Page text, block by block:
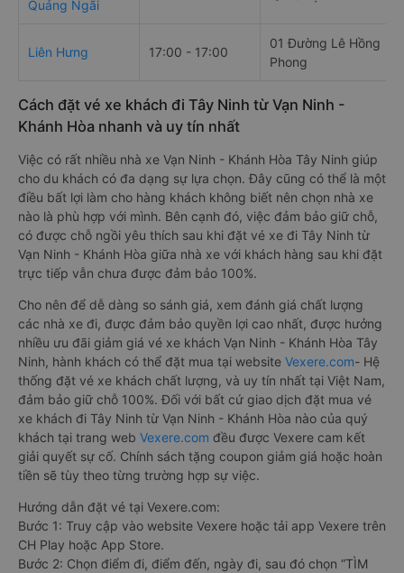
Quảng Ngãi
Liên Hưng 17:00 - 17:00
01 Đường Lê Hồng
Phong
Cách đặt vé xe khách đi Tây Ninh từ Vạn Ninh -
Khánh Hòa nhanh và uy tín nhất
Việc có rất nhiều nhà xe Vạn Ninh - Khánh Hòa Tây Ninh giúp
cho du khách có đa dạng sự lựa chọn. Đây cũng có thể là một
điều bất lợi làm cho hàng khách không biết nên chọn nhà xe
nào là phù hợp với mình. Bên cạnh đó, việc đảm bảo giữ chỗ,
có được chỗ ngồi yêu thích sau khi đặt vé xe đi Tây Ninh từ
Vạn Ninh - Khánh Hòa giữa nhà xe với khách hàng sau khi đặt
trực tiếp vẫn chưa được đảm bảo 100%.
Cho nên để dễ dàng so sánh giá, xem đánh giá chất lượng
các nhà xe đi, được đảm bảo quyền lợi cao nhất, được hưởng
nhiều ưu đãi giảm giá vé xe khách Vạn Ninh - Khánh Hòa Tây
Ninh, hành khách có thể đặt mua tại website Vexere.com- Hệ
thống đặt vé xe khách chất lượng, và uy tín nhất tại Việt Nam,
đảm bảo giữ chỗ 100%. Đối với bất cứ giao dịch đặt mua vé
xe khách đi Tây Ninh từ Vạn Ninh - Khánh Hòa nào của quý
khách tại trang web Vexere.com đều được Vexere cam kết
giải quyết sự cố. Chính sách tặng coupon giảm giá hoặc hoàn
tiền sẽ tùy theo từng trường hợp sự việc.
Hướng dẫn đặt vé tại Vexere.com:
Bước 1: Truy cập vào website Vexere hoặc tải app Vexere trên
CH Play hoặc App Store.
Bước 2: Chọn điểm đi, điểm đến, ngày đi, sau đó chọn “TÌM